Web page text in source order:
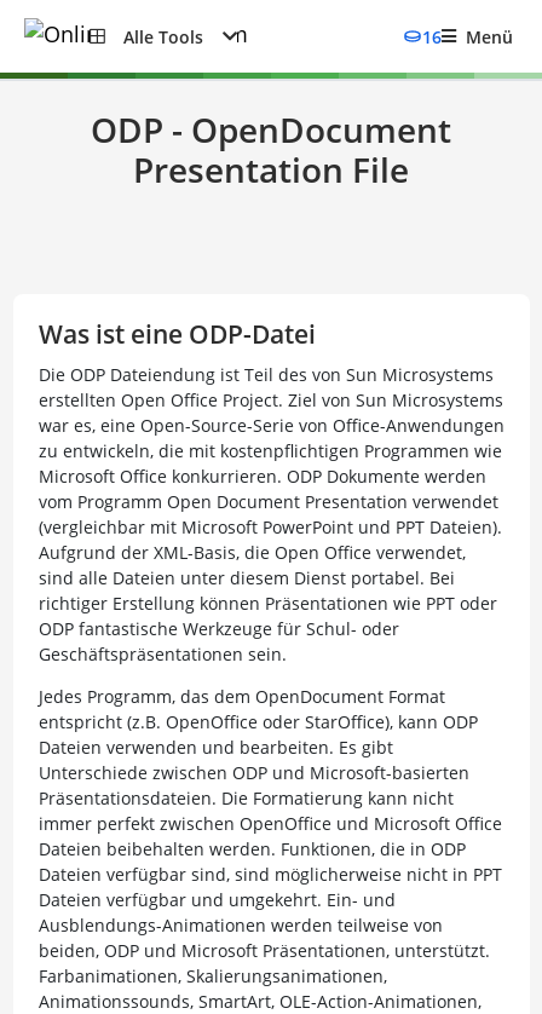
Alle Tools 16 Menü
ODP - OpenDocument
Presentation File
Was ist eine ODP-Datei
Die ODP Dateiendung ist Teil des von Sun Microsystems
erstellten Open Office Project. Ziel von Sun Microsystems
war es, eine Open-Source-Serie von Office-Anwendungen
zu entwickeln, die mit kostenpflichtigen Programmen wie
Microsoft Office konkurrieren. ODP Dokumente werden
vom Programm Open Document Presentation verwendet
(vergleichbar mit Microsoft PowerPoint und PPT Dateien).
Aufgrund der XML-Basis, die Open Office verwendet,
sind alle Dateien unter diesem Dienst portabel. Bei
richtiger Erstellung können Präsentationen wie PPT oder
ODP fantastische Werkzeuge für Schul- oder
Geschäftspräsentationen sein.
Jedes Programm, das dem OpenDocument Format
entspricht (z.B. OpenOffice oder StarOffice), kann ODP
Dateien verwenden und bearbeiten. Es gibt
Unterschiede zwischen ODP und Microsoft-basierten
Präsentationsdateien. Die Formatierung kann nicht
immer perfekt zwischen OpenOffice und Microsoft Office
Dateien beibehalten werden. Funktionen, die in ODP
Dateien verfügbar sind, sind möglicherweise nicht in PPT
Dateien verfügbar und umgekehrt. Ein- und
Ausblendungs-Animationen werden teilweise von
beiden, ODP und Microsoft Präsentationen, unterstützt.
Farbanimationen, Skalierungsanimationen,
Animationssounds, SmartArt, OLE-Action-Animationen,